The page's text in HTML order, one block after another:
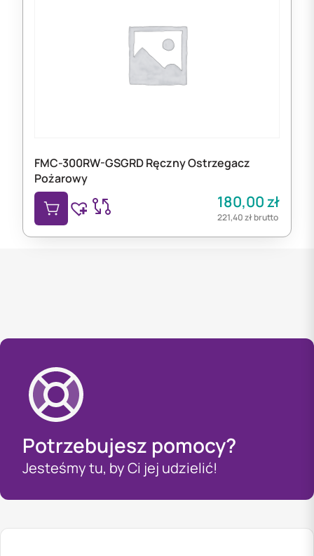
FMC-300RW-GSGRD Ręczny Ostrzegacz
Pożarowy
180,00zł
221,40złbrutto
Potrzebujesz pomocy?
Jesteśmy tu, by Ci jej udzielić!